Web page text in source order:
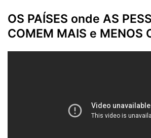
OS PAÍSES onde AS
COMEM MAIS e MENOS